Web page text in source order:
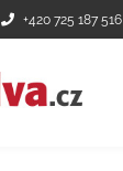
+420 725 187 516